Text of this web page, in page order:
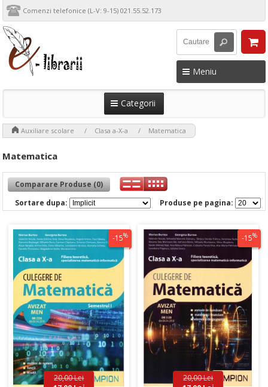
Comenzi telefonice (L-V: 9-15) 021.55.52.173
Meniu
Categorii
Auxiliare scolare Clasa a-X-a Matematica
Matematica
Comparare Produse (0)
Produse pe pagina:
Sortare dupa:
-15%
20,00 Lei
-15%
20,00 Lei